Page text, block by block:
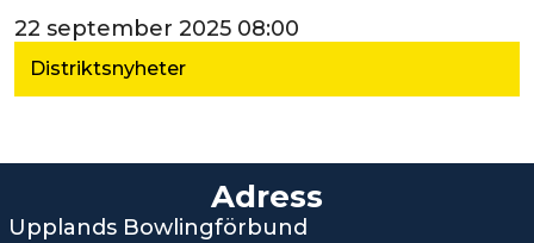
Distriktsnyheter
22 september 2025 08:00
Adress
Upplands Bowlingförbund